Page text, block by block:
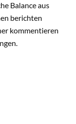
Balance aus
berichten
kommentieren